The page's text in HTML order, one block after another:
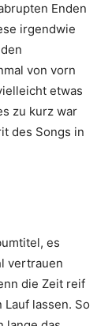
Enden
irgendwie
von vorn
etwas
zu kurz war
des Songs in
es
vertrauen
die Zeit reif
lassen. So